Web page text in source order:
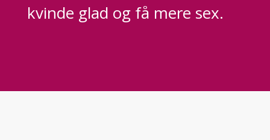
kvinde glad og få mere sex.